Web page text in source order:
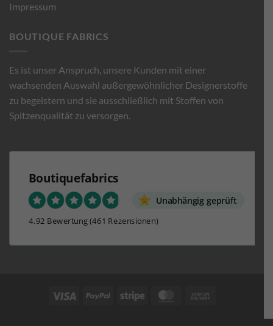
Impressum
BOUTIQUE FABRICS
Es ist unser Anspruch, unsere Kunden mit einer
wachsenden Auswahl außergewöhnlicher Designerstoffe
zu begeistern und sie ausschließlich mit Stoffen von
Spitzenqualität zu versorgen.
Boutiquefabrics
Unabhängig geprüft
4.92 Bewertung(461 Rezensionen)